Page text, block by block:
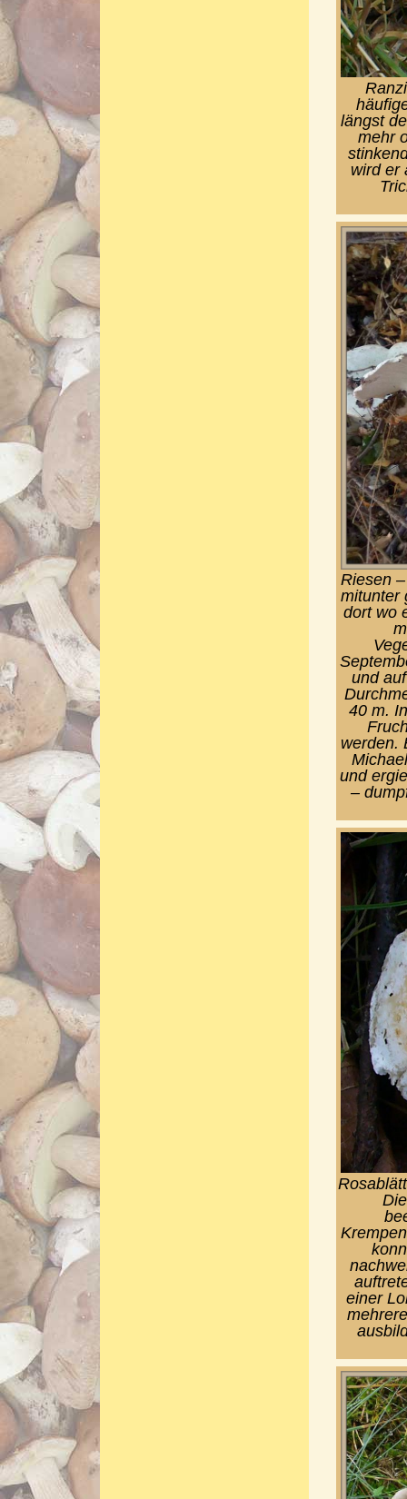
längst
mehr
wird er
Riesen
mitunter
dort wo
und
40 m.
werden.
und
–
einer